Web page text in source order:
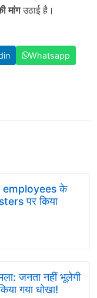
मांगउठाई है।
Whatsapp
employees के
पर किया
जनता नहीं भूलेगी
गया धोखा!